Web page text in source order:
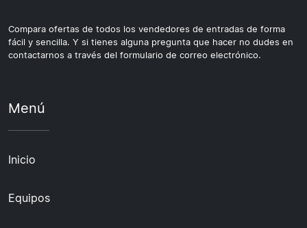
Compara ofertas de todos los vendedores de entradas de forma
fácil y sencilla. Y si tienes alguna pregunta que hacer no dudes en
contactarnos a través del formulario de correo electrónico.
Menú
Inicio
Equipos